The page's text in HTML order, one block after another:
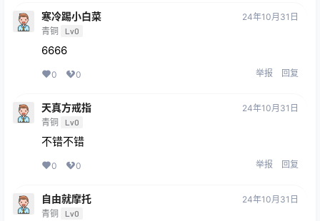
寒冷踢小白菜
青铜 Lv0
24年10月31日
6666
0 0 举报 回复
天真方戒指
青铜 Lv0
24年10月31日
不错不错
0 0 举报 回复
自由就摩托
青铜 Lv0
24年10月31日